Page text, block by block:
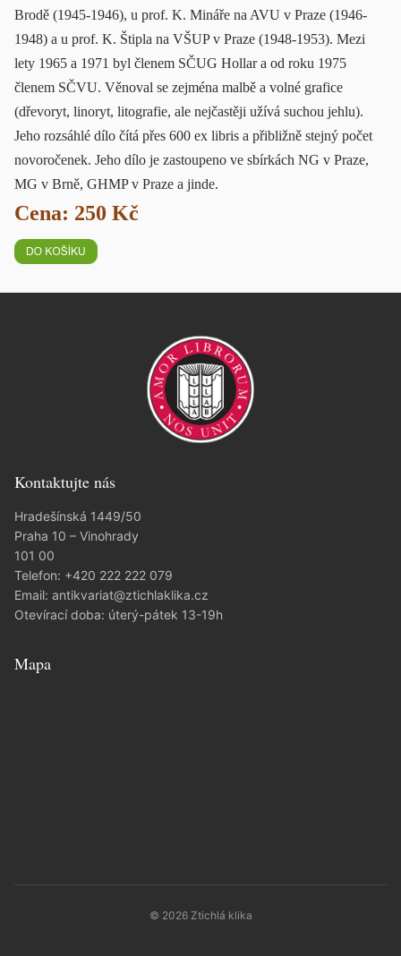
Brodě (1945-1946), u prof. K. Mináře na AVU v Praze (1946-
1948) a u prof. K. Štipla na VŠUP v Praze (1948-1953). Mezi
lety 1965 a 1971 byl členem SČUG Hollar a od roku 1975
členem SČVU. Věnoval se zejména malbě a volné grafice
(dřevoryt, linoryt, litografie, ale nejčastěji užívá suchou jehlu).
Jeho rozsáhlé dílo čítá přes 600 ex libris a přibližně stejný počet
novoročenek. Jeho dílo je zastoupeno ve sbírkách NG v Praze,
MG v Brně, GHMP v Praze a jinde.
Cena: 250 Kč
Kontaktujte nás
Hradešínská 1449/50
Praha 10 – Vinohrady
101 00
Telefon: +420 222 222 079
Email: antikvariat@ztichlaklika.cz
Otevírací doba: úterý-pátek 13-19h
Mapa
© 2026 Ztichlá klika